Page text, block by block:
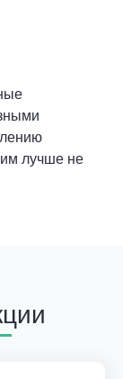
лучше не